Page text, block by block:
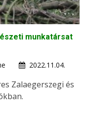
munkatársat
2022.11.04.
Zalaegerszegi és